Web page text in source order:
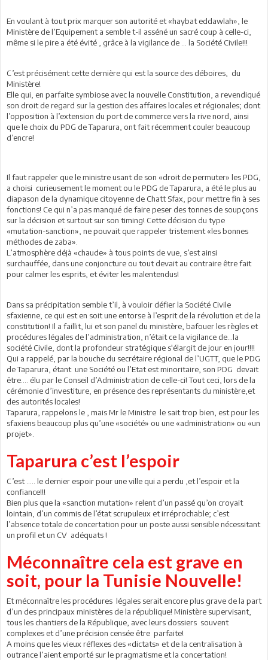
En voulant à tout prix marquer son autorité et «haybat eddawlah», le
Ministère de l’Equipement a semble t-il asséné un sacré coup à celle-ci,
même si le pire a été évité , grâce à la vigilance de … la Société Civile!!!
C’est précisément cette dernière qui est la source des déboires, du
Ministère!
Elle qui, en parfaite symbiose avec la nouvelle Constitution, a revendiqué
son droit de regard sur la gestion des affaires locales et régionales; dont
l’opposition à l’extension du port de commerce vers la rive nord, ainsi
que le choix du PDG de Taparura, ont fait récemment couler beaucoup
d’encre!
Il faut rappeler que le ministre usant de son «droit de permuter» les PDG,
a choisi curieusement le moment ou le PDG de Taparura, a été le plus au
diapason de la dynamique citoyenne de Chatt Sfax, pour mettre fin à ses
fonctions! Ce qui n’a pas manqué de faire peser des tonnes de soupçons
sur la décision et surtout sur son timing! Cette décision du type
«mutation-sanction», ne pouvait que rappeler tristement «les bonnes
méthodes de zaba».
L’atmosphère déjà «chaude» à tous points de vue, s’est ainsi
surchauffée, dans une conjoncture ou tout devait au contraire être fait
pour calmer les esprits, et éviter les malentendus!
Dans sa précipitation semble t’il, à vouloir défier la Société Civile
sfaxienne, ce qui est en soit une entorse à l’esprit de la révolution et de la
constitution! Il a faillit, lui et son panel du ministère, bafouer les règles et
procédures légales de l’administration, n’était ce la vigilance de…la
société Civile, dont la profondeur stratégique s'élargit de jour en jour!!!!
Qui a rappelé, par la bouche du secrétaire régional de l’UGTT, que le PDG
de Taparura, étant une Société ou l’Etat est minoritaire, son PDG devait
être…. élu par le Conseil d’Administration de celle-ci! Tout ceci, lors de la
cérémonie d’investiture, en présence des représentants du ministère,et
des autorités locales!
Taparura, rappelons le , mais Mr le Ministre le sait trop bien, est pour les
sfaxiens beaucoup plus qu’une «société» ou une «administration» ou «un
projet».
Taparura c’est l’espoir
C’est ….. le dernier espoir pour une ville qui a perdu ,et l’espoir et la
confiance!!!
Bien plus que la «sanction mutation» relent d’un passé qu’on croyait
lointain, d’un commis de l’état scrupuleux et irréprochable; c’est
l’absence totale de concertation pour un poste aussi sensible nécessitant
un profil et un CV adéquats !
Méconnaître cela est grave en
soit, pour la Tunisie Nouvelle!
Et méconnaître les procédures légales serait encore plus grave de la part
d’un des principaux ministères de la république! Ministère supervisant,
tous les chantiers de la République, avec leurs dossiers souvent
complexes et d’une précision censée être parfaite!
A moins que les vieux réflexes des «dictats» et de la centralisation à
outrance l’aient emporté sur le pragmatisme et la concertation!